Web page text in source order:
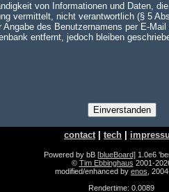
von Informationen und Daten,
vermittelt, nicht verantwortlich (§ 5
des Benutzernamens per E-
entfernt, jedoch bleiben
contact| tech
Powered by bB [blueBoard] 1.0e6
© Tim Ebbinghaus 2001-
modified/enhanced by enos ,
Rendertime: 0.0089